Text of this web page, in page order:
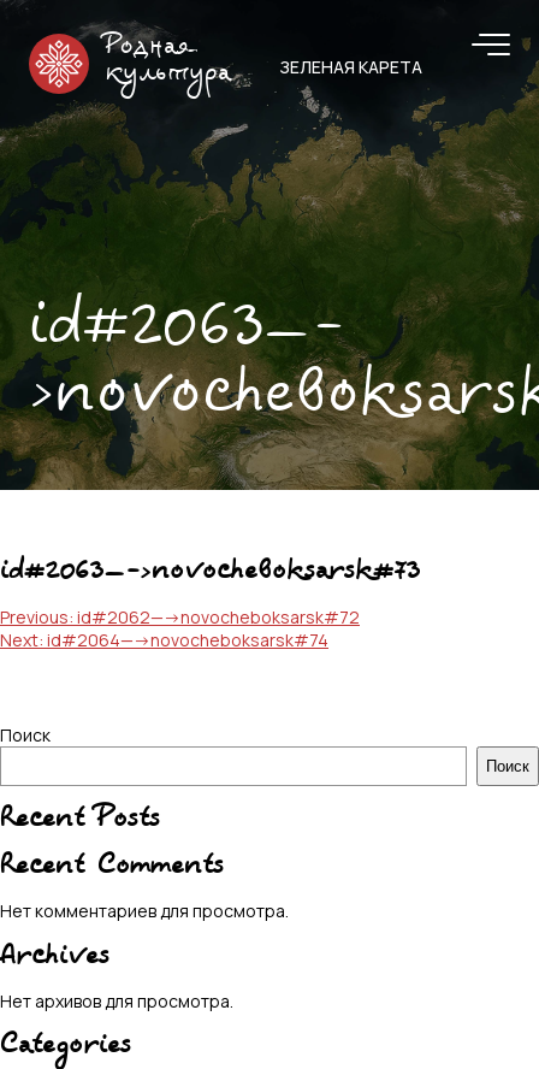
Родная
культура
ЗЕЛЕНАЯ КАРЕТА
id#2063—-
id#2063—->novocheboksarsk#73
Навигация
по
Previous: id#2062—->novocheboksarsk#72
Next: id#2064—->novocheboksarsk#74
Поиск
Поиск
Recent Posts
Recent Comments
Нет комментариев для просмотра.
Archives
Нет архивов для просмотра.
Categories